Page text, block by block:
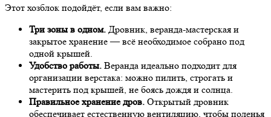
Этот хозблок подойдёт, если вам важно:
Три зоны в одном. Дровник, веранда-мастерская и
закрытое хранение — всё необходимое собрано под
одной крышей.
Удобство работы. Веранда идеально подходит для
организации верстака: можно пилить, строгать и
мастерить под крышей, не боясь дождя и солнца.
Правильное хранение дров. Открытый дровник
обеспечивает естественную вентиляцию, чтобы поленья